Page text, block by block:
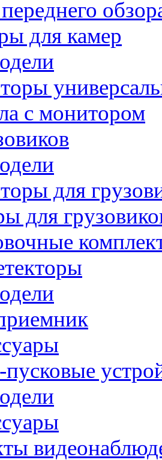
для камер
с монитором
для
для